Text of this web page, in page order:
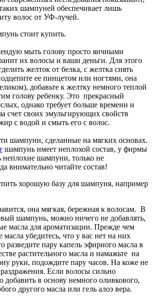
шампуней обеспечивает лишь
волос от УФ-лучей.
стоит купить.
мыть голову просто яичными
их волосы и ваши деньги. Для этого
желток от белка, с желтка снять
ее пинцетом или ногтями, она
добавьте к желтку немного теплой
голову ребенку. Это прекрасный
однако требует больше времени и
счет своих эмульгирующих свойств
с водой и смыть его с волос.
шампуни, сделанные на мягких основах.
шампунь имеет неплохой состав, у фирмы
неплохие шампуни, только не
внимательно читайте состав!
хорошую базу для шампуня, например
она мягкая, бережная к волосам. В
шампунь, можно ничего не добавлять,
масла для ароматизации. Прежде чем
масла убедитесь, что у вас нет на них
разведите пару капель эфирного масла в
растительного масла и намажьте на
руки, подождите пару часов. На коже не
Если волосы сильно
в основу немного оливкового,
другого масла или гель алоэ вера.